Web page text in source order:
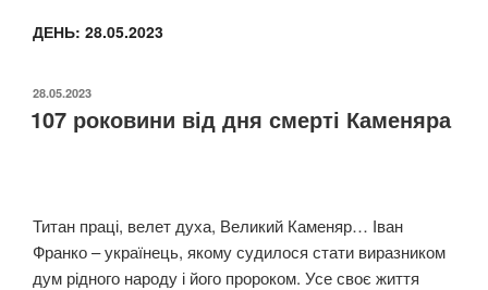
ДЕНЬ: 28.05.2023
ОПУБЛІКОВАНО
28.05.2023
107 роковини від дня смерті Каменяра
Титан праці, велет духа, Великий Каменяр… Іван
Франко – українець, якому судилося стати виразником
дум рідного народу і його пророком. Усе своє життя